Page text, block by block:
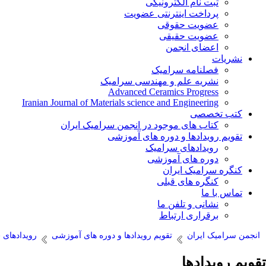
ثبت نام الکترونیکی
پرداخت اینترنتی عضویت
عضویت حقوقی
عضویت حقیقی
اعضای انجمن
نشریات
فصلنامه سرامیک
نشریه علم و مهندسی سرامیک
Advanced Ceramics Progress
Iranian Journal of Materials science and Engineering
کتب تخصصی
کتاب های موجود در انجمن سرامیک ایران
تقویم رویدادها و دوره های آموزشی
رویدادهای سرامیک
دوره های آموزشی
کنگره سرامیک ایران
کنگره های قبلی
تماس با ما
نشانی و تلفن ما
برقراری ارتباط
انجمن سرامیک ایران تقویم رویدادها و دوره های آموزشی
تقویم رویدادها